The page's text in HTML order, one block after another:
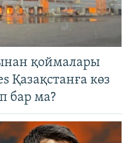
қоймалары
Қазақстанға көз
бар ма?